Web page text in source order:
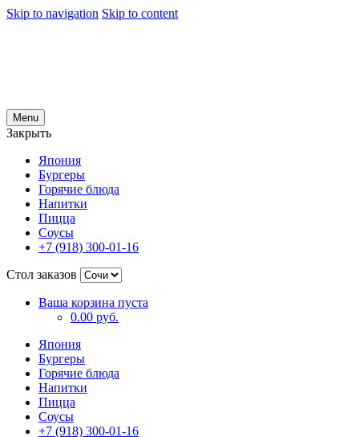
Skip to navigation Skip to content
Menu
Закрыть
Япония
Бургеры
Горячие блюда
Напитки
Пицца
Соусы
+7 (918) 300-01-16
Стол заказов
Ваша корзина пуста
0.00 руб.
Япония
Бургеры
Горячие блюда
Напитки
Пицца
Соусы
+7 (918) 300-01-16